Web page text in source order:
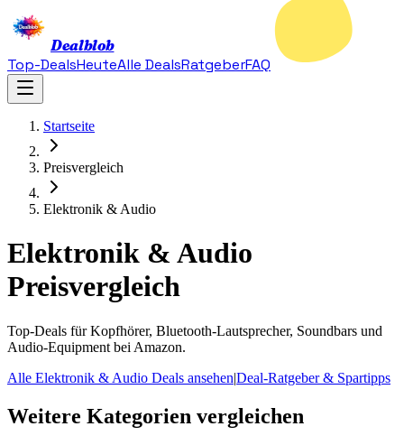
Dealblob
Top-DealsHeuteAlle DealsRatgeberFAQ
Startseite
Preisvergleich
Elektronik & Audio
Elektronik & Audio
Preisvergleich
Top-Deals für Kopfhörer, Bluetooth-Lautsprecher, Soundbars und
Audio-Equipment bei Amazon.
Alle Elektronik & Audio Deals ansehen|Deal-Ratgeber & Spartipps
Weitere Kategorien vergleichen